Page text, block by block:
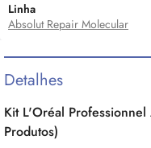
Linha
Absolut Repair Molecular
Detalhes
Kit L'Oréal
Produtos)